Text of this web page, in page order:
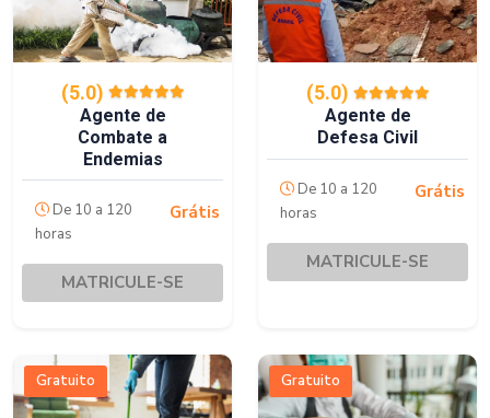
(5.0)
Agente de
Combate a
Endemias
De 10 a 120
horas
Grátis
MATRICULE-SE
(5.0)
Agente de
Defesa Civil
De 10 a 120
horas
Grátis
MATRICULE-SE
Gratuito Gratuito